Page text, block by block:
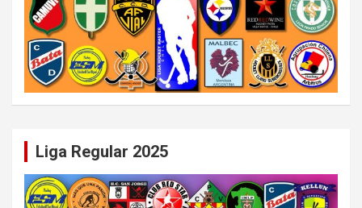
Liga Regular 2025